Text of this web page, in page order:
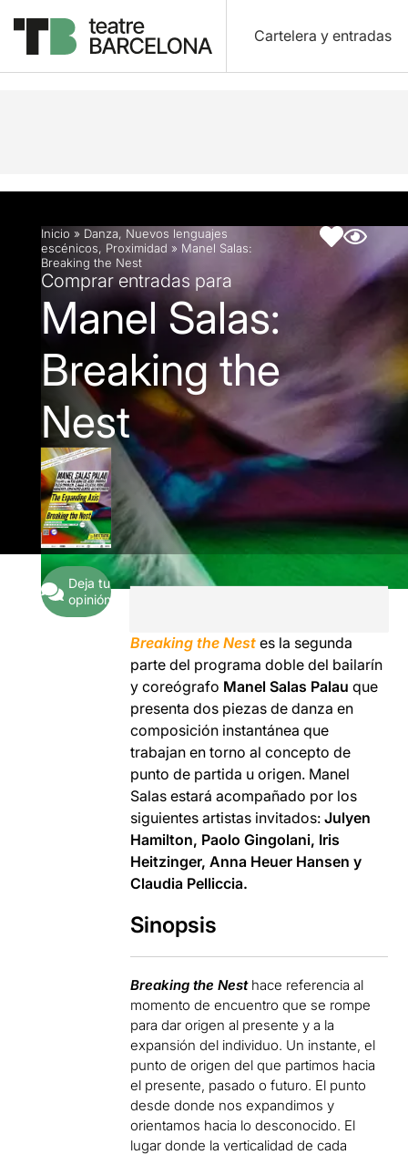
Cartelera y entradas
Descripción Ficha artística
Inicio » Danza, Nuevos lenguajes
escénicos, Proximidad » Manel Salas:
Breaking the Nest
Comprar entradas para
Manel Salas:
Breaking the
Nest
Deja tu
opinión
Breaking the Nest es la segunda
parte del programa doble del bailarín
y coreógrafo Manel Salas Palau que
presenta dos piezas de danza en
composición instantánea que
trabajan en torno al concepto de
punto de partida u origen. Manel
Salas estará acompañado por los
siguientes artistas invitados: Julyen
Hamilton, Paolo Gingolani, Iris
Heitzinger, Anna Heuer Hansen y
Claudia Pelliccia.
Sinopsis
Breaking the Nesthace referencia al
momento de encuentro que se rompe
para dar origen al presente y a la
expansión del individuo. Un instante, el
punto de origen del que partimos hacia
el presente, pasado o futuro. El punto
desde donde nos expandimos y
orientamos hacia lo desconocido. El
lugar donde la verticalidad de cada